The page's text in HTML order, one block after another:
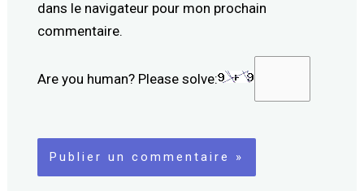
dans le navigateur pour mon prochain
commentaire.
Are you human? Please solve: